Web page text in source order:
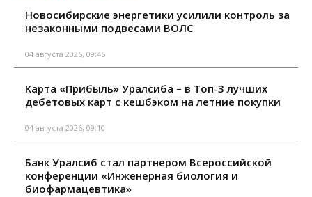
Новосибирские энергетики усилили контроль за
незаконными подвесами ВОЛС
04 августа 2026, 09:46
Карта «Прибыль» Уралсиба – в Топ-3 лучших
дебетовых карт с кешбэком на летние покупки
04 августа 2026, 09:10
Банк Уралсиб стал партнером Всероссийской
конференции «Инженерная биология и
биофармацевтика»